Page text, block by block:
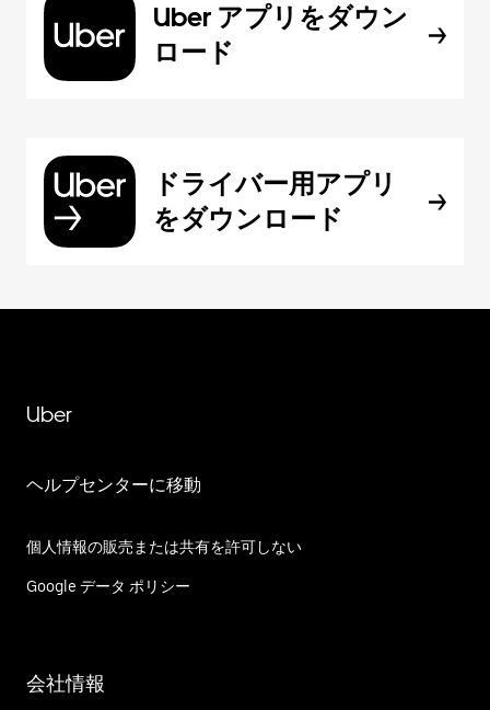
Uber アプリをダウン
ロード
ドライバー用アプリ
をダウンロード
Uber
ヘルプセンターに移動
個人情報の販売または共有を許可しない
Google データ ポリシー
会社情報